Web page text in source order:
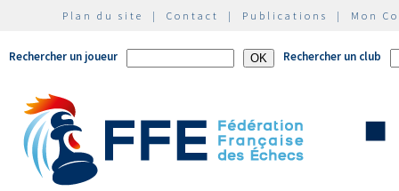
Plan du site | Contact | Publications | Mon
Rechercher un joueur Rechercher un club